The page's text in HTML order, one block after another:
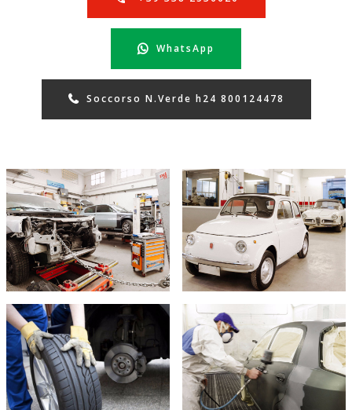
WhatsApp
Soccorso N.Verde h24 800124478